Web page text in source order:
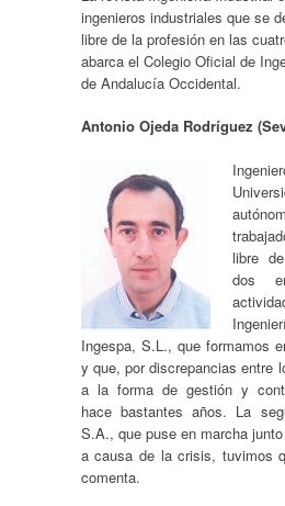
ingenieros industriales que se
libre de la profesión en las
abarca el Colegio Oficial de
de Andalucía Occidental.
Antonio Ojeda Rodríguez
libre
dos
Ingespa, S.L., que formamos
y que, por discrepancias entre
a la forma de gestión y
hace bastantes años. La
S.A., que puse en marcha
a causa de la crisis, tuvimos
comenta.